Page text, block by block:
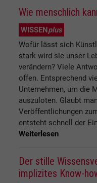
Wie menschlich
WISSENplus
Wofür lässt sich
stark wird sie unser
verändern? Viele
offen. Entsprechend
Unternehmen, um die
auszuloten. Glaubt
Veröffentlichungen
entsteht schnell der
Weiterlesen
Der stille
implizites Know-